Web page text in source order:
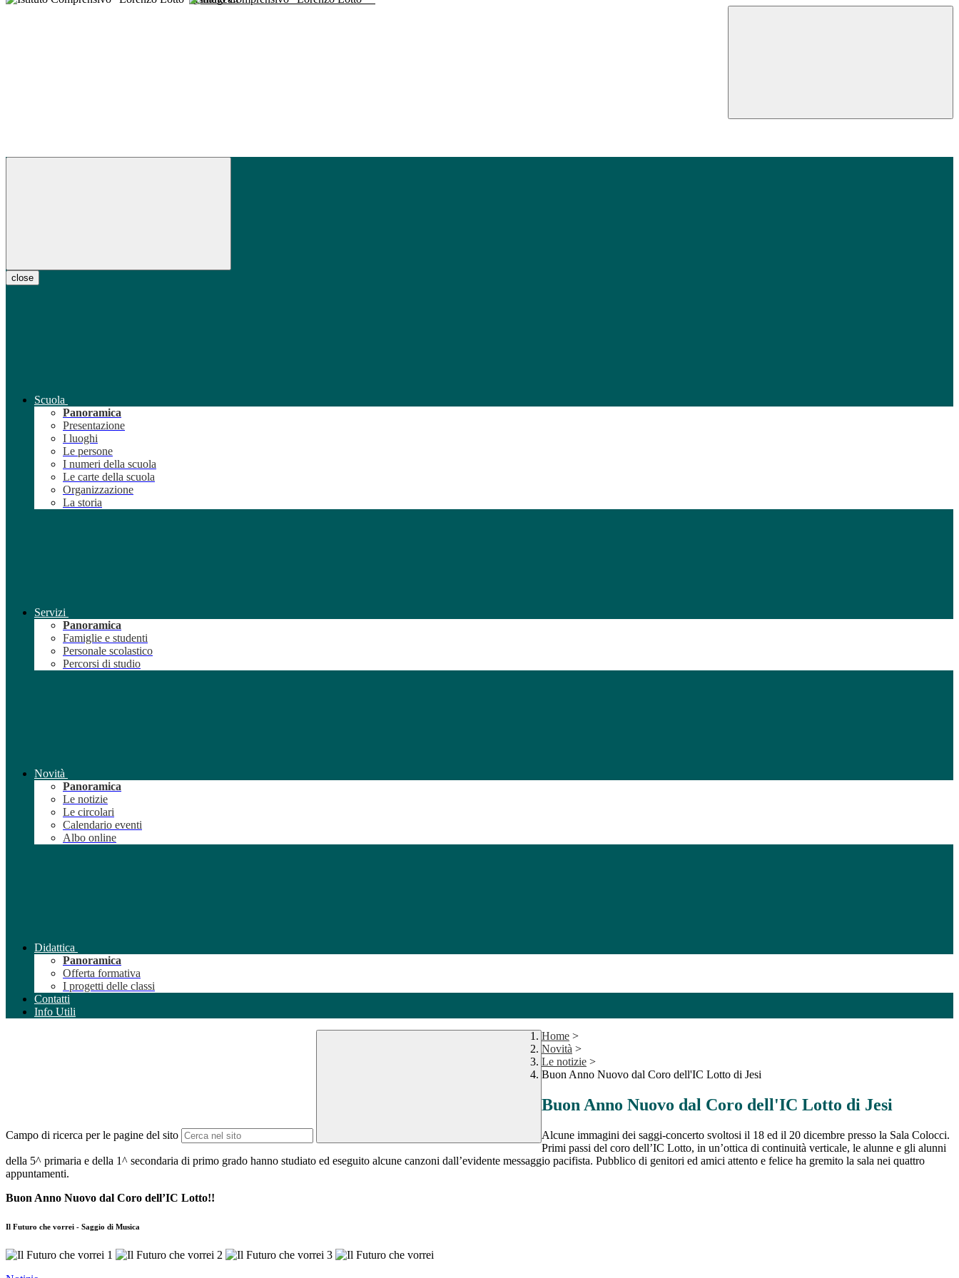
close
Scuola
Panoramica
Presentazione
I luoghi
Le persone
I numeri della scuola
Le carte della scuola
Organizzazione
La storia
Servizi
Panoramica
Famiglie e studenti
Personale scolastico
Percorsi di studio
Novità
Panoramica
Le notizie
Le circolari
Calendario eventi
Albo online
Didattica
Panoramica
Offerta formativa
I progetti delle classi
Contatti
Info Utili
Campo di ricerca per le pagine del sito
Home >
Novità >
Le notizie >
Buon Anno Nuovo dal Coro dell'IC Lotto di Jesi
Buon Anno Nuovo dal Coro dell'IC Lotto di Jesi
Alcune immagini dei saggi-concerto svoltosi il 18 ed il 20 dicembre presso la Sala Colocci.
Primi passi del coro dell’IC Lotto, in un’ottica di continuità verticale, le alunne e gli alunni
della 5^ primaria e della 1^ secondaria di primo grado hanno studiato ed eseguito alcune canzoni dall’evidente messaggio pacifista. Pubblico di genitori ed amici attento e felice ha gremito la sala nei quattro
appuntamenti.
Buon Anno Nuovo dal Coro dell’IC Lotto!!
Il Futuro che vorrei - Saggio di Musica